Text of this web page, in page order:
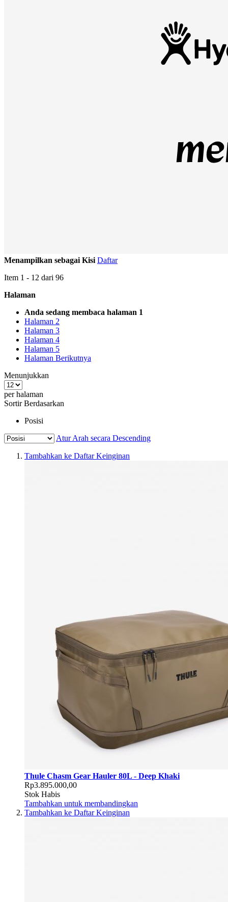
Menampilkan sebagai Kisi Daftar
Item 1 - 12 dari 96
Halaman
Anda sedang membaca halaman 1
Halaman 2
Halaman 3
Halaman 4
Halaman 5
Halaman Berikutnya
Menunjukkan
per halaman
Sortir Berdasarkan
Posisi
Atur Arah secara Descending
Tambahkan ke Daftar Keinginan
Thule Chasm Gear Hauler 80L - Deep Khaki
Rp3.895.000,00
Stok Habis
Tambahkan untuk membandingkan
Tambahkan ke Daftar Keinginan